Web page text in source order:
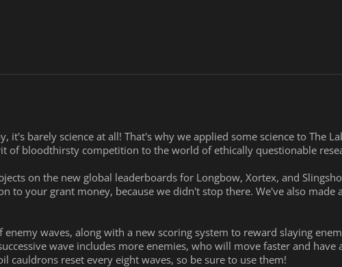
it's barely science at all! That's why we applied some science to The
of bloodthirsty competition to the world of ethically questionable
on the new global leaderboards for Longbow, Xortex, and
to your grant money, because we didn't stop there. We've also made
waves, along with a new scoring system to reward slaying
wave includes more enemies, who will move faster and have
cauldrons reset every eight waves, so be sure to use them!